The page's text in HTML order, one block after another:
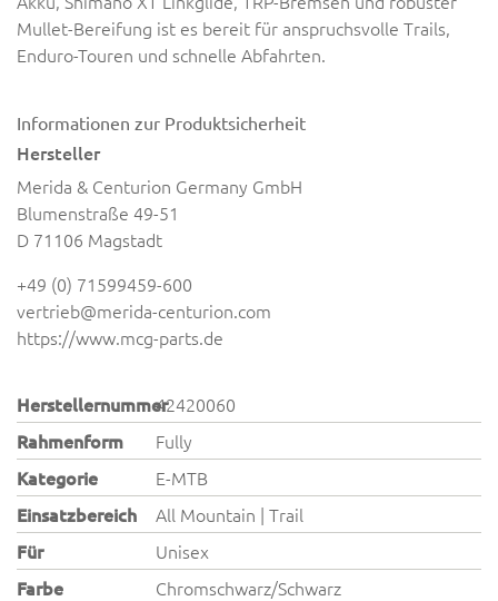
Mullet-Bereifung ist es bereit für anspruchsvolle Trails,
Enduro-Touren und schnelle Abfahrten.
Informationen zur Produktsicherheit
Hersteller
Merida & Centurion Germany GmbH
Blumenstraße 49-51
D 71106 Magstadt
+49 (0) 71599459-600
vertrieb@merida-centurion.com
https://www.mcg-parts.de
Herstellernummer42420060
Rahmenform
Fully
Kategorie
E-MTB
Einsatzbereich
All Mountain | Trail
Für
Unisex
Farbe
Chromschwarz/Schwarz